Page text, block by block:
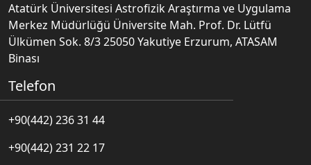
Atatürk Üniversitesi Astrofizik Araştırma ve Uygulama
Merkez Müdürlüğü Üniversite Mah. Prof. Dr. Lütfü
Ülkümen Sok. 8/3 25050 Yakutiye Erzurum, ATASAM
Binası
Telefon
+90(442) 236 31 44
+90(442) 231 22 17